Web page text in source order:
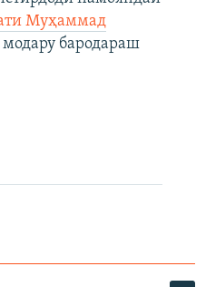
Муҳаммад
модару бародараш